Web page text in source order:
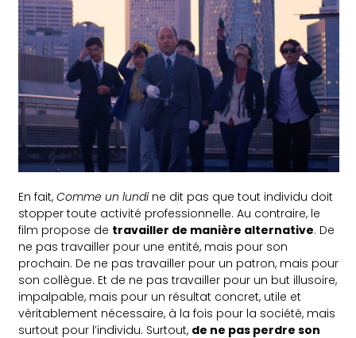
En fait,Comme un lundine dit pas que tout individu doit
stopper toute activité professionnelle. Au contraire, le
film propose de travailler de manière alternative. De
ne pas travailler pour une entité, mais pour son
prochain. De ne pas travailler pour un patron, mais pour
son collègue. Et de ne pas travailler pour un but illusoire,
impalpable, mais pour un résultat concret, utile et
véritablement nécessaire, à la fois pour la société, mais
surtout pour l’individu. Surtout, de ne pas perdre son